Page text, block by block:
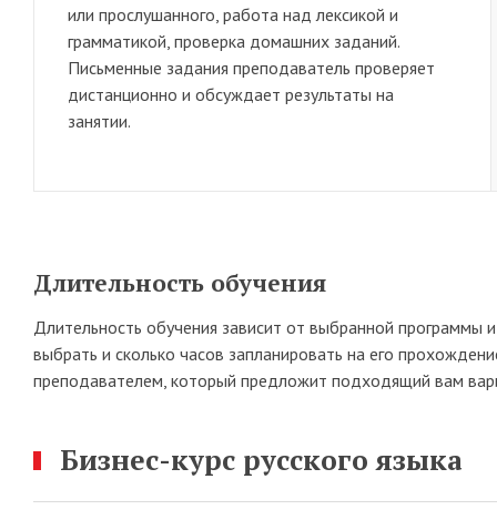
или прослушанного, работа над лексикой и
грамматикой, проверка домашних заданий.
Письменные задания преподаватель проверяет
дистанционно и обсуждает результаты на
занятии.
Длительность обучения
Длительность обучения зависит от выбранной программы
выбрать и сколько часов запланировать на его
преподавателем, который предложит подходящий вам
Бизнес-курс русского языка